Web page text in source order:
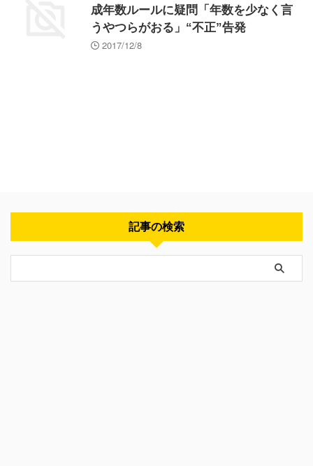
成年数ルールに疑問「年数を少なく言
うやつらがおる」“不正”告発
2017/12/8
記事の検索